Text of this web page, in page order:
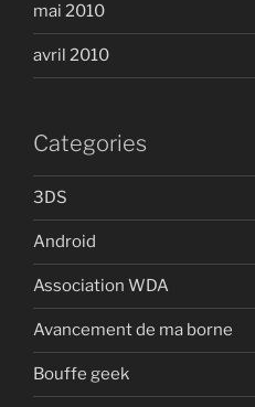
mai 2010
avril 2010
Categories
3DS
Android
Association WDA
Avancement de ma borne
Bouffe geek